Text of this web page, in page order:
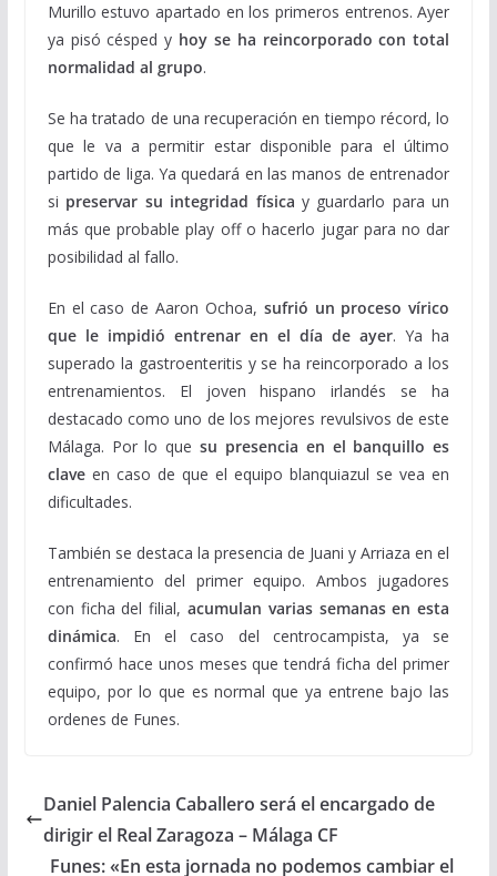
Murillo estuvo apartado en los primeros entrenos. Ayer
ya pisó césped y hoy se ha reincorporado con total
normalidad al grupo.
Se ha tratado de una recuperación en tiempo récord, lo
que le va a permitir estar disponible para el último
partido de liga. Ya quedará en las manos de entrenador
si preservar su integridad física y guardarlo para un
más que probable play off o hacerlo jugar para no dar
posibilidad al fallo.
En el caso de Aaron Ochoa, sufrió un proceso vírico
que le impidió entrenar en el día de ayer. Ya ha
superado la gastroenteritis y se ha reincorporado a los
entrenamientos. El joven hispano irlandés se ha
destacado como uno de los mejores revulsivos de este
Málaga. Por lo quesu presencia en el banquillo es
claveen caso de que el equipo blanquiazul se vea en
dificultades.
También se destaca la presencia de Juani y Arriaza en el
entrenamiento del primer equipo. Ambos jugadores
con ficha del filial, acumulan varias semanas en esta
dinámica. En el caso del centrocampista, ya se
confirmó hace unos meses que tendrá ficha del primer
equipo, por lo que es normal que ya entrene bajo las
ordenes de Funes.
Daniel Palencia Caballero será el encargado de
dirigir el Real Zaragoza – Málaga CF
Funes: «En esta jornada no podemos cambiar el